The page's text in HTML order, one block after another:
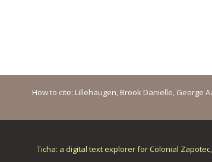
How to cite: Lillehaugen, Brook Danielle, George
Ticha: a digital text explorer for Colonial